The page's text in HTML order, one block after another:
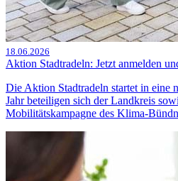
18.06.2026
Aktion Stadtradeln: Jetzt anmelden
Die Aktion Stadtradeln startet in eine
Jahr beteiligen sich der Landkreis
Mobilitätskampagne des Klima-